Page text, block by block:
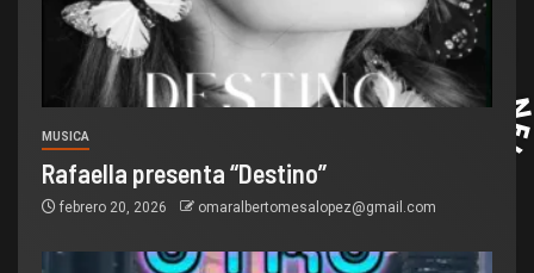
MUSICA
Rafaella presenta “Destino”
febrero 20, 2026 omaralbertomesalopez@gmail.com